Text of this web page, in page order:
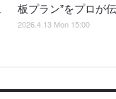
板プラン”をプロが伝
2026.4.13 Mon 15:00